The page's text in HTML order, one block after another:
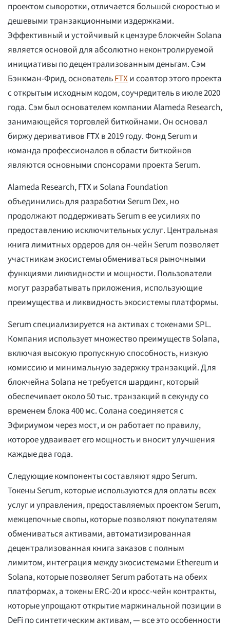
проектом сыворотки, отличается большой скоростью и
дешевыми транзакционными издержками.
Эффективный и устойчивый к цензуре блокчейн Solana
является основой для абсолютно неконтролируемой
инициативы по децентрализованным деньгам. Сэм
Бэнкман-Фрид, основательFTXи соавтор этого проекта
с открытым исходным кодом, соучредитель в июле 2020
года. Сэм был основателем компании Alameda Research,
занимающейся торговлей биткойнами. Он основал
биржу деривативов FTX в 2019 году. Фонд Serum и
команда профессионалов в области биткойнов
являются основными спонсорами проекта Serum.
Alameda Research, FTX и Solana Foundation
объединились для разработки Serum Dex, но
продолжают поддерживать Serum в ее усилиях по
предоставлению исключительных услуг. Центральная
книга лимитных ордеров для он-чейн Serum позволяет
участникам экосистемы обмениваться рыночными
функциями ликвидности и мощности. Пользователи
могут разрабатывать приложения, использующие
преимущества и ликвидность экосистемы платформы.
Serum специализируется на активах с токенами SPL.
Компания использует множество преимуществ Solana,
включая высокую пропускную способность, низкую
комиссию и минимальную задержку транзакций. Для
блокчейна Solana не требуется шардинг, который
обеспечивает около 50 тыс. транзакций в секунду со
временем блока 400 мс. Солана соединяется с
Эфириумом через мост, и он работает по правилу,
которое удваивает его мощность и вносит улучшения
каждые два года.
Следующие компоненты составляют ядро Serum.
Токены Serum, которые используются для оплаты всех
услуг и управления, предоставляемых проектом Serum,
межцепочные свопы, которые позволяют покупателям
обмениваться активами, автоматизированная
децентрализованная книга заказов с полным
лимитом, интеграция между экосистемами Ethereum и
Solana, которые позволяет Serum работать на обеих
платформах, а токены ERC-20 и кросс-чейн контракты,
которые упрощают открытие маржинальной позиции в
DeFi по синтетическим активам, — все это особенности